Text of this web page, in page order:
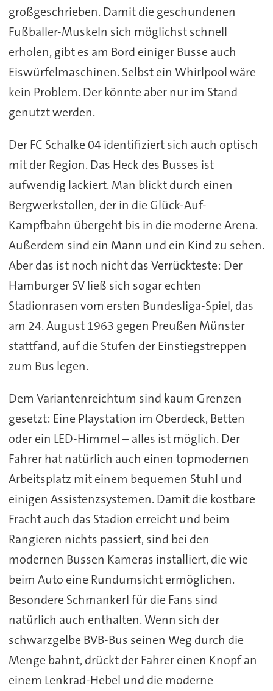
großgeschrieben. Damit die geschundenen
Fußballer-Muskeln sich möglichst schnell
erholen, gibt es am Bord einiger Busse auch
Eiswürfelmaschinen. Selbst ein Whirlpool wäre
kein Problem. Der könnte aber nur im Stand
genutzt werden.
Der FC Schalke 04 identifiziert sich auch optisch
mit der Region. Das Heck des Busses ist
aufwendig lackiert. Man blickt durch einen
Bergwerkstollen, der in die Glück-Auf-
Kampfbahn übergeht bis in die moderne Arena.
Außerdem sind ein Mann und ein Kind zu sehen.
Aber das ist noch nicht das Verrückteste: Der
Hamburger SV ließ sich sogar echten
Stadionrasen vom ersten Bundesliga-Spiel, das
am 24. August 1963 gegen Preußen Münster
stattfand, auf die Stufen der Einstiegstreppen
zum Bus legen.
Dem Variantenreichtum sind kaum Grenzen
gesetzt: Eine Playstation im Oberdeck, Betten
oder ein LED-Himmel – alles ist möglich. Der
Fahrer hat natürlich auch einen topmodernen
Arbeitsplatz mit einem bequemen Stuhl und
einigen Assistenzsystemen. Damit die kostbare
Fracht auch das Stadion erreicht und beim
Rangieren nichts passiert, sind bei den
modernen Bussen Kameras installiert, die wie
beim Auto eine Rundumsicht ermöglichen.
Besondere Schmankerl für die Fans sind
natürlich auch enthalten. Wenn sich der
schwarzgelbe BVB-Bus seinen Weg durch die
Menge bahnt, drückt der Fahrer einen Knopf an
einem Lenkrad-Hebel und die moderne